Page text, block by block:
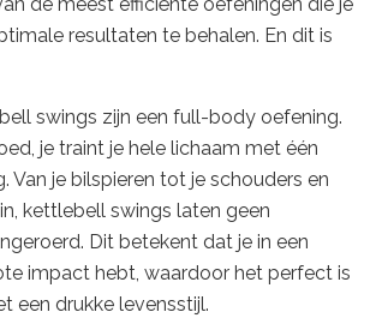
de meest efficiënte oefeningen die je
resultaten te behalen. En dit is
swings zijn een full-body oefening.
je traint je hele lichaam met één
Van je bilspieren tot je schouders en
kettlebell swings laten geen
Dit betekent dat je in een
impact hebt, waardoor het perfect is
een drukke levensstijl.